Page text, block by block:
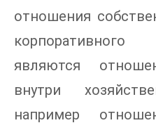
отношения
являются
внутри
например